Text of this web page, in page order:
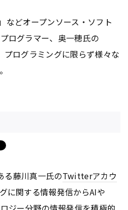
などオープンソース・ソフト
ログラマー、奥一穂氏の
プログラミングに限らず様々な
る藤川真一氏のTwitterアカウ
に関する情報発信からAIや